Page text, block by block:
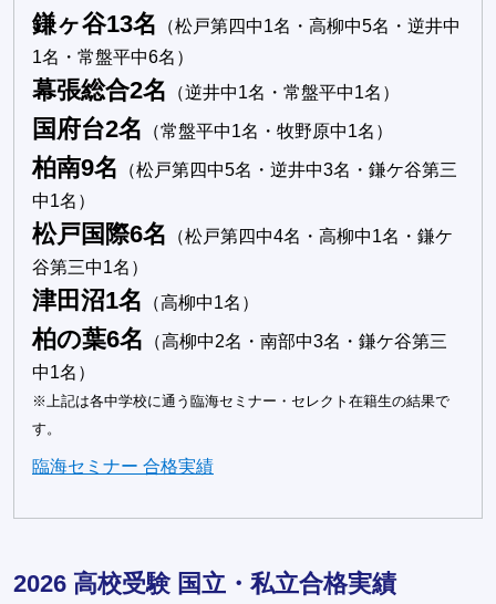
鎌ヶ谷13名
（松戸第四中1名・高柳中5名・逆井中
1名・常盤平中6名）
幕張総合2名 （逆井中1名・常盤平中1名）
国府台2名 （常盤平中1名・牧野原中1名）
柏南9名
（松戸第四中5名・逆井中3名・鎌ケ谷第三
中1名）
松戸国際6名
（松戸第四中4名・高柳中1名・鎌ケ
谷第三中1名）
津田沼1名 （高柳中1名）
柏の葉6名
（高柳中2名・南部中3名・鎌ケ谷第三
中1名）
※上記は各中学校に通う臨海セミナー・セレクト在籍生の結果で
す。
臨海セミナー 合格実績
2026 高校受験 国立・私立合格実績